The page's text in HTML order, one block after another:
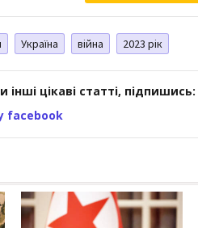
Україна війна 2023 рік
інші цікаві статті, підпишись:
facebook